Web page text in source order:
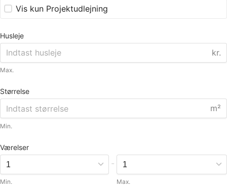
Vis kun Projektudlejning
Husleje
kr.
Max.
Størrelse
m²
Min.
Værelser
Min.
-
Max.